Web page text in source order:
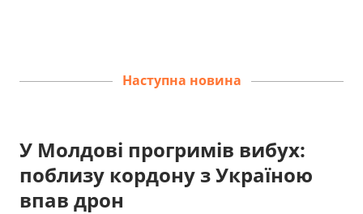
Наступна новина
У Молдові прогримів вибух:
поблизу кордону з Україною
впав дрон